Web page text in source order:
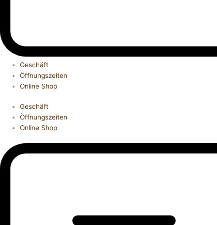
Geschäft
Öffnungszeiten
Online Shop
Geschäft
Öffnungszeiten
Online Shop